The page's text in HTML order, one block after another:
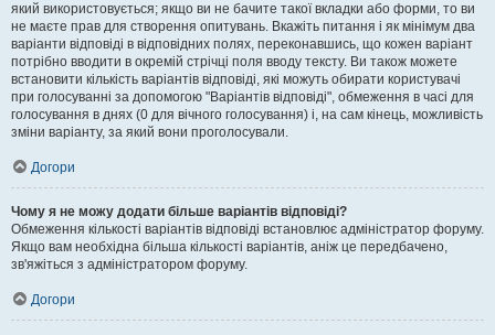
який використовується; якщо ви не бачите такої вкладки або форми, то ви
не маєте прав для створення опитувань. Вкажіть питання і як мінімум два
варіанти відповіді в відповідних полях, переконавшись, що кожен варіант
потрібно вводити в окремій стрічці поля вводу тексту. Ви також можете
встановити кількість варіантів відповіді, які можуть обирати користувачі
при голосуванні за допомогою "Варіантів відповіді", обмеження в часі для
голосування в днях (0 для вічного голосування) і, на сам кінець, можливість
зміни варіанту, за який вони проголосували.
Догори
Чому я не можу додати більше варіантів відповіді?
Обмеження кількості варіантів відповіді встановлює адміністратор форуму.
Якщо вам необхідна більша кількості варіантів, аніж це передбачено,
зв'яжіться з адміністратором форуму.
Догори